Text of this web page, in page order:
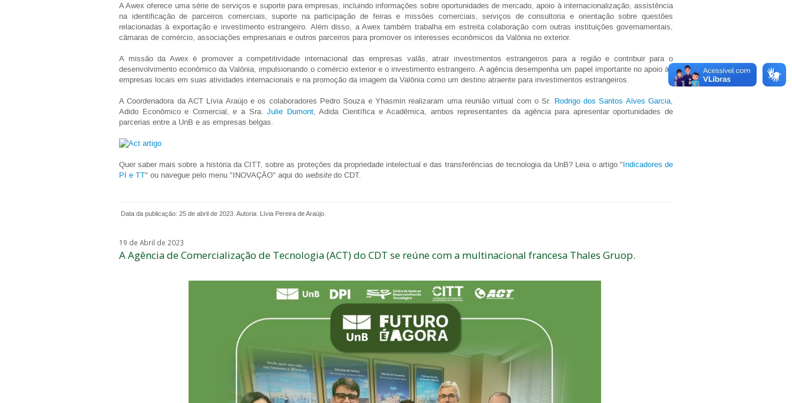
A Awex oferece uma série de serviços e suporte para empresas, incluindo informações sobre oportunidades de mercado, apoio à internacionalização, assistência
na identificação de parceiros comerciais, suporte na participação de feiras e missões comerciais, serviços de consultoria e orientação sobre questões
relacionadas à exportação e investimento estrangeiro. Além disso, a Awex também trabalha em estreita colaboração com outras instituições governamentais,
câmaras de comércio, associações empresariais e outros parceiros para promover os interesses econômicos da Valônia no exterior.
A missão da Awex é promover a competitividade internacional das empresas valãs, atrair investimentos estrangeiros para a região e contribuir para o
desenvolvimento econômico da Valônia, impulsionando o comércio exterior e o investimento estrangeiro. A agência desempenha um papel importante no apoio às
empresas locais em suas atividades internacionais e na promoção da imagem da Valônia como um destino atraente para investimentos estrangeiros.
A Coordenadora da ACT Lívia Araújo e os colaboradores Pedro Souza e Yhasmin realizaram uma reunião virtual com o Sr. Rodrigo dos Santos Alves Garcia,
Adido Econômico e Comercial, e a Sra.Julie Dumont, Adida Científica e Acadêmica, ambos representantes da agência para apresentar oportunidades de
parcerias entre a UnB e as empresas belgas.
Quer saber mais sobre a história da CITT, sobre as proteções da propriedade intelectual e das transferências de tecnologia da UnB? Leia o artigo "Indicadores de
PI e TT" ou navegue pelo menu "INOVAÇÃO" aqui do websitedo CDT.
Data da publicação: 25 de abril de 2023. Autoria: Lívia Pereira de Araújo.
19 de Abril de 2023
A Agência de Comercialização de Tecnologia (ACT) do CDT se reúne com a multinacional francesa Thales Gruop.